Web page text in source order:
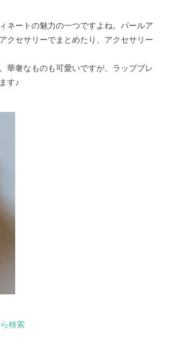
ネートの魅力の一つですよね。パールア
クセサリーでまとめたり、アクセサリー
華奢なものも可愛いですが、ラップブレ
す♪
検索